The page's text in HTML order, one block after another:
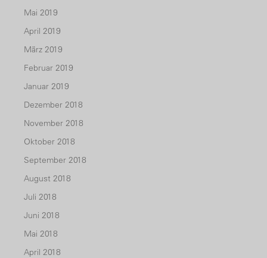
Mai 2019
April 2019
März 2019
Februar 2019
Januar 2019
Dezember 2018
November 2018
Oktober 2018
September 2018
August 2018
Juli 2018
Juni 2018
Mai 2018
April 2018